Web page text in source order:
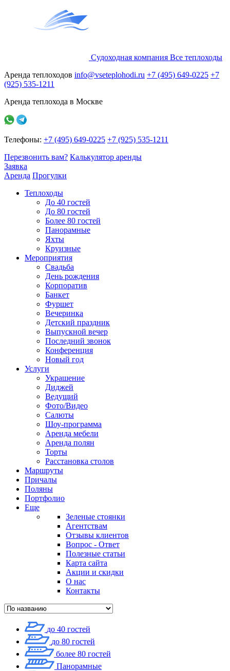
Судоходная компания Все теплоходы
Аренда теплоходов info@vseteplohodi.ru +7 (495) 649-0225 +7
(925) 535-1211
Аренда теплохода в Москве
Телефоны: +7 (495) 649-0225 +7 (925) 535-1211
Перезвонить вам? Калькулятор аренды
Заявка
Аренда Прогулки
Теплоходы
До 40 гостей
До 80 гостей
Более 80 гостей
Панорамные
Яхты
Круизные
Мероприятия
Свадьба
День рождения
Корпоратив
Банкет
Фуршет
Вечеринка
Детский праздник
Выпускной вечер
Последний звонок
Конференция
Новый год
Услуги
Украшение
Диджей
Ведущий
Фото/Видео
Салюты
Шоу-программа
Аренда мебели
Аренда полян
Торты
Расстановка столов
Маршруты
Причалы
Поляны
Портфолио
Еще
Зеленые стоянки
Агентствам
Отзывы клиентов
Вопрос - Ответ
Полезные статьи
Карта сайта
Акции и скидки
О нас
Контакты
до 40 гостей
до 80 гостей
более 80 гостей
Панорамные